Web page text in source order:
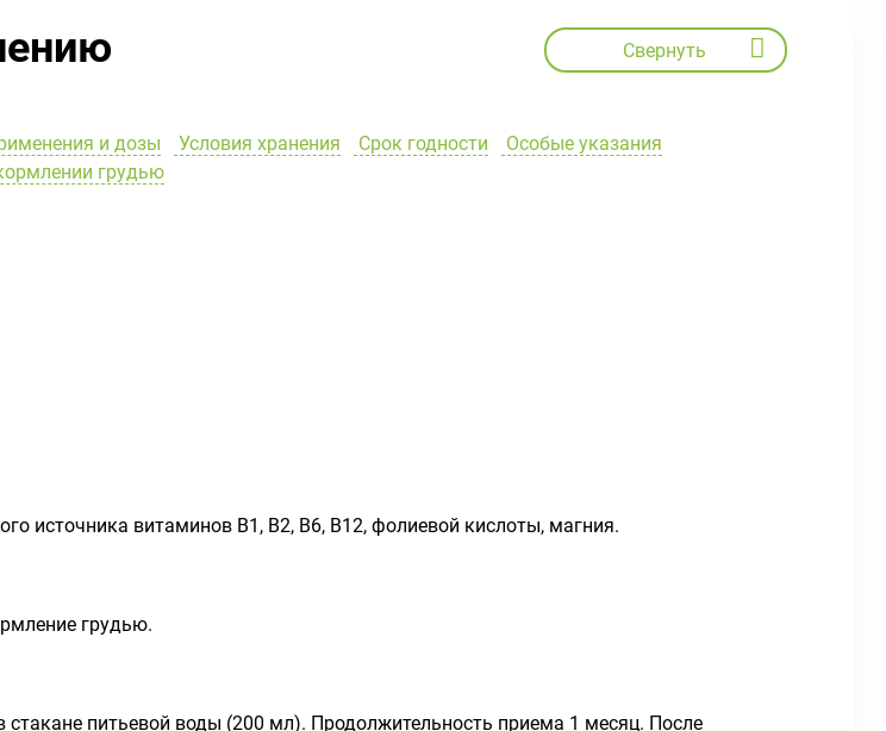
Свернуть
и дозы Условия хранения Срок годности
Особые указания
грудью
источника витаминов В1, В2, В6, В12, фолиевой кислоты, магния.
грудью.
питьевой воды (200 мл). Продолжительность приема 1 месяц. После